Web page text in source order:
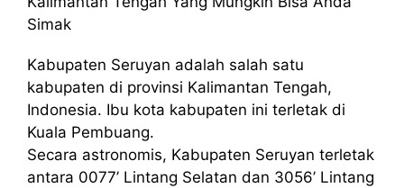
Simak
Kabupaten Seruyan adalah salah satu
kabupaten di provinsi Kalimantan Tengah,
Indonesia. Ibu kota kabupaten ini terletak di
Kuala Pembuang.
Secara astronomis, Kabupaten Seruyan terletak
antara 0077’ Lintang Selatan dan 3056’ Lintang